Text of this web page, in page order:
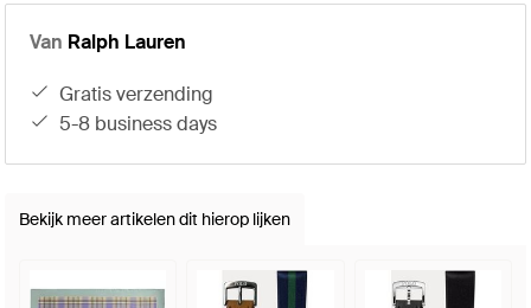
Van Ralph Lauren
gratis verzending
5-8 business days
Bekijk meer artikelen dit hierop lijken